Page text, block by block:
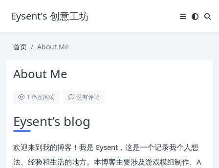
Eysent's 创意工坊
首页 About Me
About Me
135次阅读 没有评论
Eysent’s blog
欢迎来到我的博客！我是 Eysent，这是一个记录我个人想
法、经验和生活的地方。本博客主要涉及游戏模组制作、A